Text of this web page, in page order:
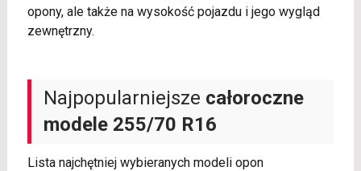
opony, ale także na wysokość pojazdu i jego wygląd
zewnętrzny.
Najpopularniejsze całoroczne
modele 255/70 R16
Lista najchętniej wybieranych modeli opon